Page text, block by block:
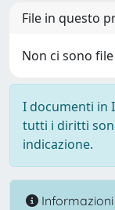
File in questo
Non ci sono
I documenti in
tutti i diritti
indicazione.
Informazioni